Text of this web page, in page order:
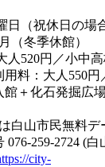
日（祝休日の場
（冬季休館）
人520円／小中
料：大人550円
館＋化石発掘広
白山市民無料デ
076-259-2724 (
city-